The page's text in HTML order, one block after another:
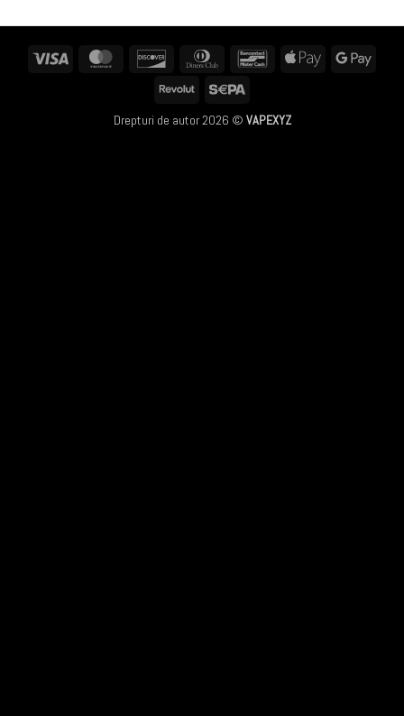
Visa MasterCard Discover
Dinners
BancontactApple
Revolut
Drepturi de autor 2026 © VAPEXYZ